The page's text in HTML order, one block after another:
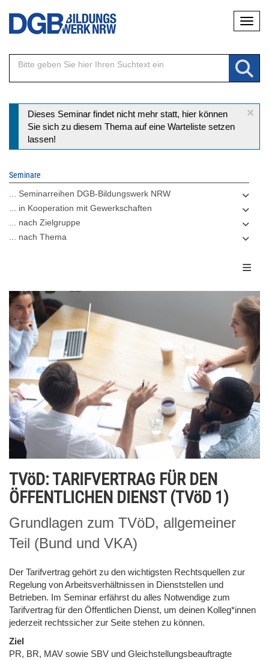
Direkt
Inhalt
×
Statusmeldung
Dieses Seminar findet nicht mehr statt, hier können
Sie sich zu diesem Thema auf eine Warteliste setzen
lassen!
Seminare
... Seminarreihen DGB-Bildungswerk NRW
... in Kooperation mit Gewerkschaften
... nach Zielgruppe
... nach Thema
TVöD: TARIFVERTRAG FÜR DEN
ÖFFENTLICHEN DIENST (TVöD 1)
Grundlagen zum TVöD, allgemeiner
Teil (Bund und VKA)
Der Tarifvertrag gehört zu den wichtigsten Rechtsquellen zur
Regelung von Arbeitsverhältnissen in Dienststellen und
Betrieben. Im Seminar erfährst du alles Notwendige zum
Tarifvertrag für den Öffentlichen Dienst, um deinen Kolleg*innen
jederzeit rechtssicher zur Seite stehen zu können.
Ziel
PR, BR, MAV sowie SBV und Gleichstellungsbeauftragte